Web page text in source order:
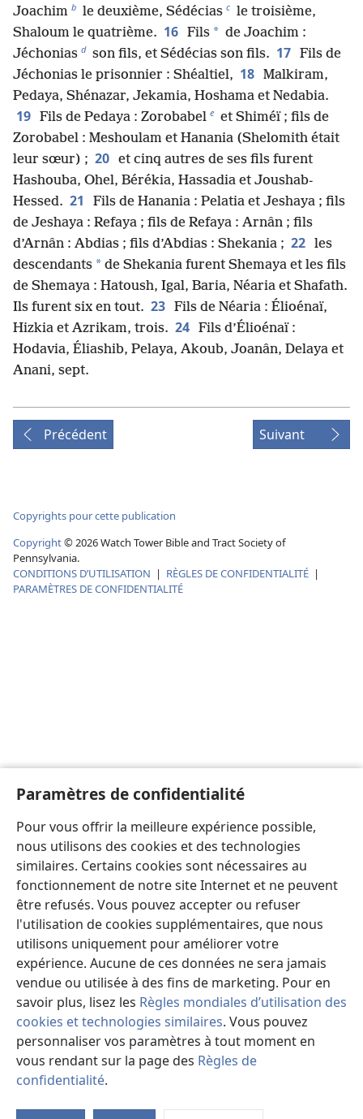
Paramètres de confidentialité
Pour vous offrir la meilleure expérience possible,
nous utilisons des cookies et des technologies
similaires. Certains cookies sont nécessaires au
fonctionnement de notre site Internet et ne peuvent
être refusés. Vous pouvez accepter ou refuser
l'utilisation de cookies supplémentaires, que nous
utilisons uniquement pour améliorer votre
expérience. Aucune de ces données ne sera jamais
vendue ou utilisée à des fins de marketing. Pour en
savoir plus, lisez les Règles mondiales d’utilisation des
cookies et technologies similaires. Vous pouvez
personnaliser vos paramètres à tout moment en
vous rendant sur la page des Règles de
confidentialité.
Joachim b le deuxième, Sédécias c le troisième,
Shaloum le quatrième. 16 Fils * de Joachim :
Jéchonias d son fils, et Sédécias son fils. 17 Fils de
Jéchonias le prisonnier : Shéaltiel, 18 Malkiram,
Pedaya, Shénazar, Jekamia, Hoshama et Nedabia.
19 Fils de Pedaya : Zorobabel e et Shiméï ; fils de
Zorobabel : Meshoulam et Hanania (Shelomith était
leur sœur) ; 20 et cinq autres de ses fils furent
Hashouba, Ohel, Bérékia, Hassadia et Joushab-
Hessed. 21
Fils de Hanania : Pelatia et Jeshaya ; fils
de Jeshaya : Refaya ; fils de Refaya : Arnân ; fils
d’Arnân : Abdias ; fils d’Abdias : Shekania ; 22 les
descendants * de Shekania furent Shemaya et les fils
de Shemaya : Hatoush, Igal, Baria, Néaria et Shafath.
Ils furent six en tout. 23 Fils de Néaria : Élioénaï,
Hizkia et Azrikam, trois. 24 Fils d’Élioénaï :
Hodavia, Éliashib, Pelaya, Akoub, Joanân, Delaya et
Anani, sept.
Précédent Suivant
Copyrights pour cette publication
Copyright© 2026Watch Tower Bible and Tract Society of
Pennsylvania.
CONDITIONS D’UTILISATION | RÈGLES DE CONFIDENTIALITÉ |
PARAMÈTRES DE CONFIDENTIALITÉ